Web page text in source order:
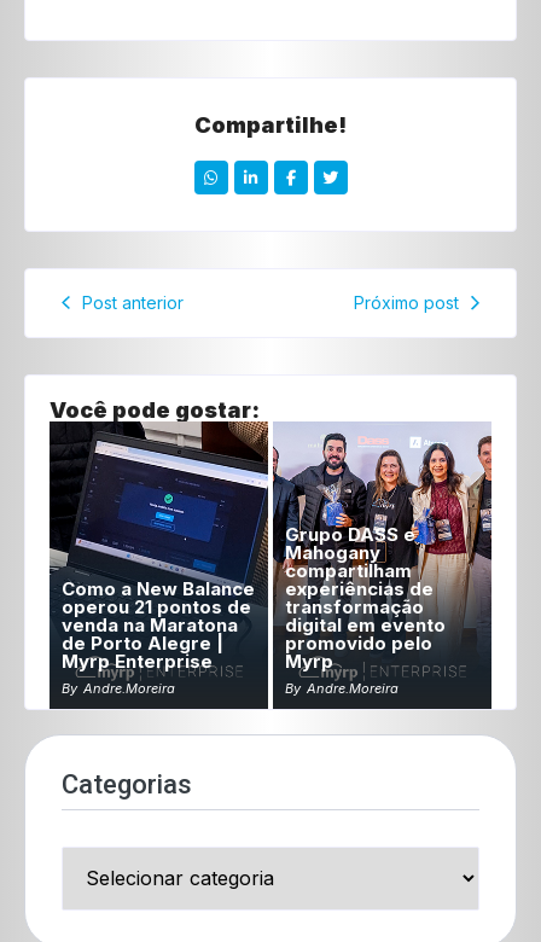
Compartilhe!
Post anterior Próximo post
Você pode gostar:
Como a New Balance
operou 21 pontos de
venda na Maratona
de Porto Alegre |
Myrp Enterprise
By Andre.moreira
Grupo DASS e
Mahogany
compartilham
experiências de
transformação
digital em evento
promovido pelo
Myrp
By Andre.moreira
Categorias